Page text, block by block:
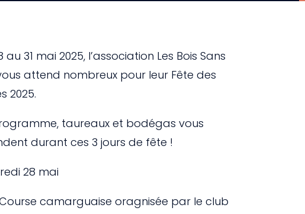
au 31 mai 2025, l’association Les Bois Sans
attend nombreux pour leur Fête des
2025.
taureaux et bodégas vous
durant ces 3 jours de fête !
28 mai
Course camarguaise oragnisée par le club